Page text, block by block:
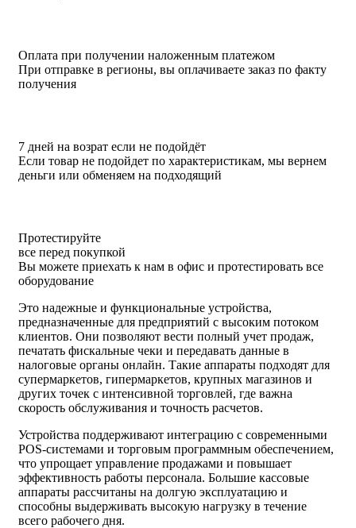
Оплата при получении наложенным платежом
При отправке в регионы, вы оплачиваете заказ по факту
получения
7 дней на возрат если не подойдёт
Если товар не подойдет по характеристикам, мы вернем
деньги или обменяем на подходящий
Протестируйте
все перед покупкой
Вы можете приехать к нам в офис и протестировать все
оборудование
Это надежные и функциональные устройства,
предназначенные для предприятий с высоким потоком
клиентов. Они позволяют вести полный учет продаж,
печатать фискальные чеки и передавать данные в
налоговые органы онлайн. Такие аппараты подходят для
супермаркетов, гипермаркетов, крупных магазинов и
других точек с интенсивной торговлей, где важна
скорость обслуживания и точность расчетов.
Устройства поддерживают интеграцию с современными
POS-системами и торговым программным обеспечением,
что упрощает управление продажами и повышает
эффективность работы персонала. Большие кассовые
аппараты рассчитаны на долгую эксплуатацию и
способны выдерживать высокую нагрузку в течение
всего рабочего дня.